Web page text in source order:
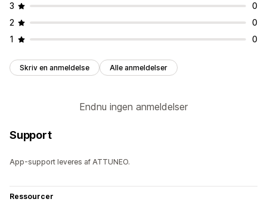
3
0
2
0
1
0
Skriv en anmeldelse Alle anmeldelser
Endnu ingen anmeldelser
Support
App-support leveres af ATTUNEO.
Ressourcer